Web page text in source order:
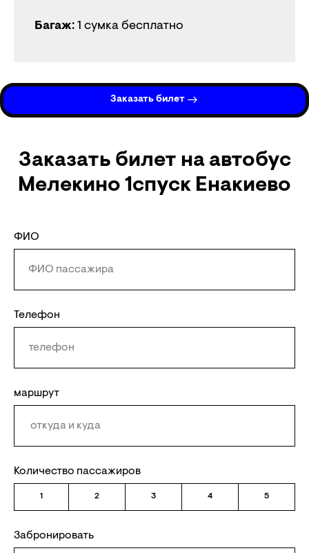
Багаж: 1 сумка бесплатно
Заказать билет
Заказать билет на автобус
Мелекино 1спуск Енакиево
ФИО
Телефон
маршрут
Количество пассажиров
1 2 3 4 5
Забронировать